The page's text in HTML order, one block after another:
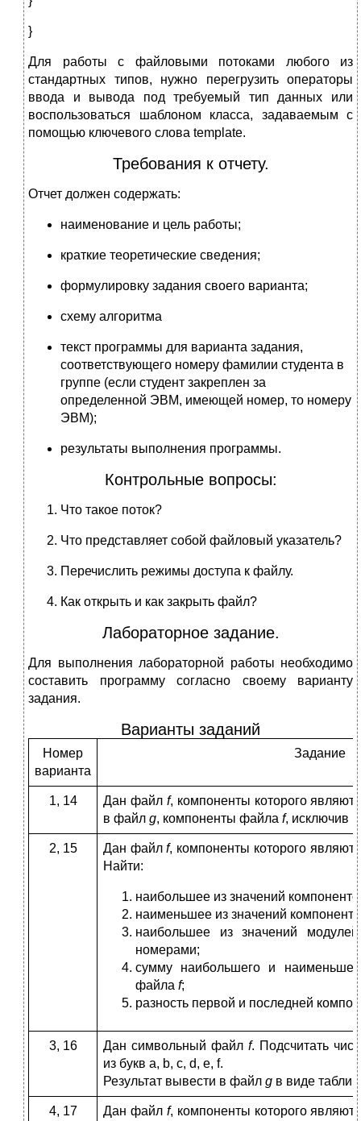
}
Для работы с файловыми потоками любого из
стандартных типов, нужно перегрузить операторы
ввода и вывода под требуемый тип данных или
воспользоваться шаблоном класса, задаваемым с
помощью ключевого слова template.
Требования к отчету.
Отчет должен содержать:
наименование и цель работы;
краткие теоретические сведения;
формулировку задания своего варианта;
схему алгоритма
текст программы для варианта задания,
соответствующего номеру фамилии студента в
группе (если студент закреплен за
определенной ЭВМ, имеющей номер, то номеру
ЭВМ);
результаты выполнения программы.
Контрольные вопросы:
Что такое поток?
Что представляет собой файловый указатель?
Перечислить режимы доступа к файлу.
Как открыть и как закрыть файл?
Лабораторное задание.
Для выполнения лабораторной работы необходимо
составить программу согласно своему варианту
задания.
Варианты заданий
Номер
варианта
Задание
1, 14 Дан файл f, компоненты которого
в файл g, компоненты файла f, исключив
2, 15 Дан файлf, компоненты которого
Найти:
наибольшее из значений
наименьшее из значений
наибольшее из значений
номерами;
сумму наибольшего и
файла f;
разность первой и последней
3, 16 Дан символьный файл f. Подсчитать
из букв a, b, c, d, e, f.
Результат вывести в файл g в виде
4, 17 Дан файл f, компоненты которого